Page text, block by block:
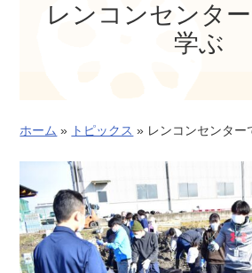
レンコンセンタ
学ぶ
ホーム » トピックス » レンコンセンター